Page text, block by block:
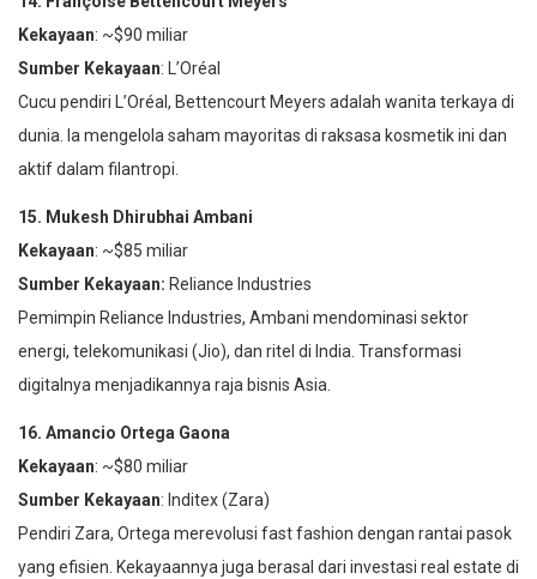
Kekayaan: ~$90 miliar
Sumber Kekayaan: L’Oréal
Cucu pendiri L’Oréal, Bettencourt Meyers adalah wanita terkaya di
dunia. Ia mengelola saham mayoritas di raksasa kosmetik ini dan
aktif dalam filantropi.
15. Mukesh Dhirubhai Ambani
Kekayaan: ~$85 miliar
Sumber Kekayaan: Reliance Industries
Pemimpin Reliance Industries, Ambani mendominasi sektor
energi, telekomunikasi (Jio), dan ritel di India. Transformasi
digitalnya menjadikannya raja bisnis Asia.
16. Amancio Ortega Gaona
Kekayaan: ~$80 miliar
Sumber Kekayaan: Inditex (Zara)
Pendiri Zara, Ortega merevolusi fast fashion dengan rantai pasok
yang efisien. Kekayaannya juga berasal dari investasi real estate di